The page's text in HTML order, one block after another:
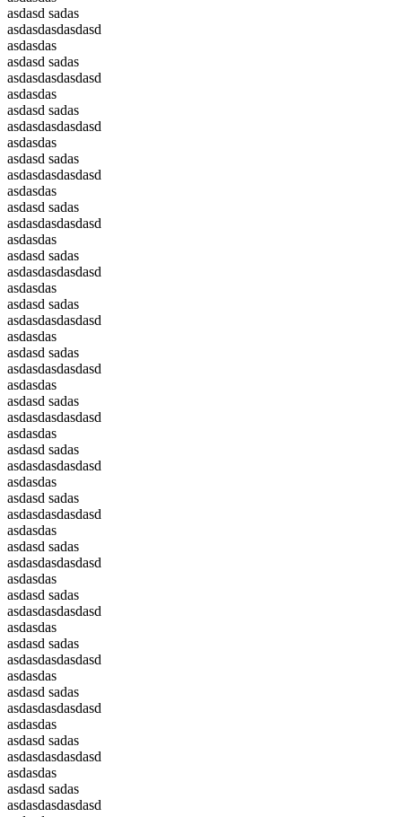
asdasd sadas
asdasdasdasdasd
asdasdas
asdasd sadas
asdasdasdasdasd
asdasdas
asdasd sadas
asdasdasdasdasd
asdasdas
asdasd sadas
asdasdasdasdasd
asdasdas
asdasd sadas
asdasdasdasdasd
asdasdas
asdasd sadas
asdasdasdasdasd
asdasdas
asdasd sadas
asdasdasdasdasd
asdasdas
asdasd sadas
asdasdasdasdasd
asdasdas
asdasd sadas
asdasdasdasdasd
asdasdas
asdasd sadas
asdasdasdasdasd
asdasdas
asdasd sadas
asdasdasdasdasd
asdasdas
asdasd sadas
asdasdasdasdasd
asdasdas
asdasd sadas
asdasdasdasdasd
asdasdas
asdasd sadas
asdasdasdasdasd
asdasdas
asdasd sadas
asdasdasdasdasd
asdasdas
asdasd sadas
asdasdasdasdasd
asdasdas
asdasd sadas
asdasdasdasdasd